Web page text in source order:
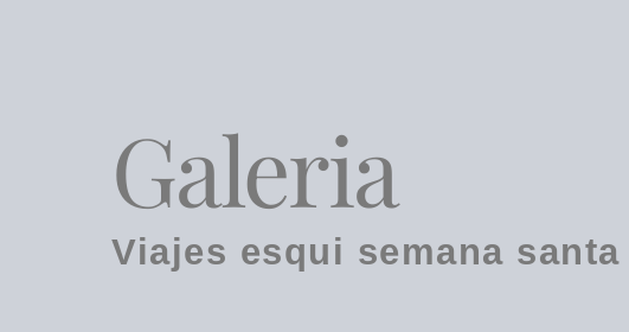
Galeria
Viajes esqui semana